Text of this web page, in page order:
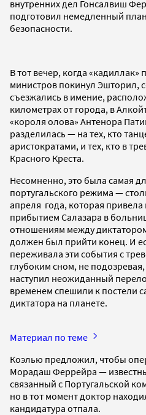
внутренних дел Гонсалвиш
подготовил немедленный
безопасности.
В тот вечер, когда «кадиллак»
министров покинул Эшторил,
съезжались в имение,
километрах от города, в
«короля олова» Антенора
разделилась — на тех, кто
аристократами, и тех, кто в
Красного Креста.
Несомненно, это была самая
португальского режима —
апреля года, которая
прибытием Салазара в
отношениям между
должен был прийти конец. И
переживала эти события с
глубоким сном, не
наступил неожиданный
временем спешили к постели
диктатора на планете.
Материал по теме
Коэлью предложил, чтобы
Морадаш Феррейра —
связанный с Португальской
но в тот момент доктор
кандидатура отпала.